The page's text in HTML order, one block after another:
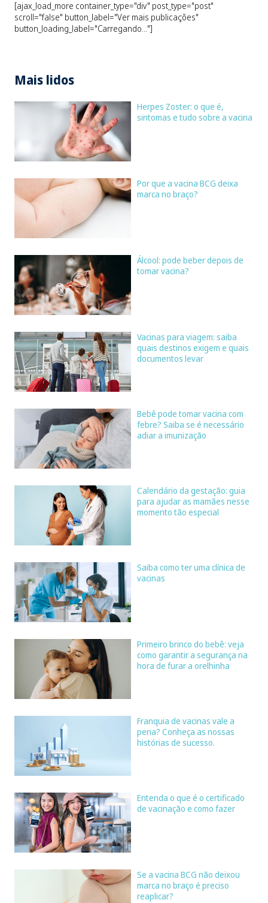
[ajax_load_more container_type="div" post_type="post"
scroll="false" button_label="Ver mais publicações"
button_loading_label="Carregando..."]
Mais lidos
Herpes Zoster: o que é,
sintomas e tudo sobre a vacina
Por que a vacina BCG deixa
marca no braço?
Álcool: pode beber depois de
tomar vacina?
Vacinas para viagem: saiba
quais destinos exigem e quais
documentos levar
Bebê pode tomar vacina com
febre? Saiba se é necessário
adiar a imunização
Calendário da gestação: guia
para ajudar as mamães nesse
momento tão especial
Saiba como ter uma clínica de
vacinas
Primeiro brinco do bebê: veja
como garantir a segurança na
hora de furar a orelhinha
Franquia de vacinas vale a
pena? Conheça as nossas
histórias de sucesso.
Entenda o que é o certificado
de vacinação e como fazer
Se a vacina BCG não deixou
marca no braço é preciso
reaplicar?